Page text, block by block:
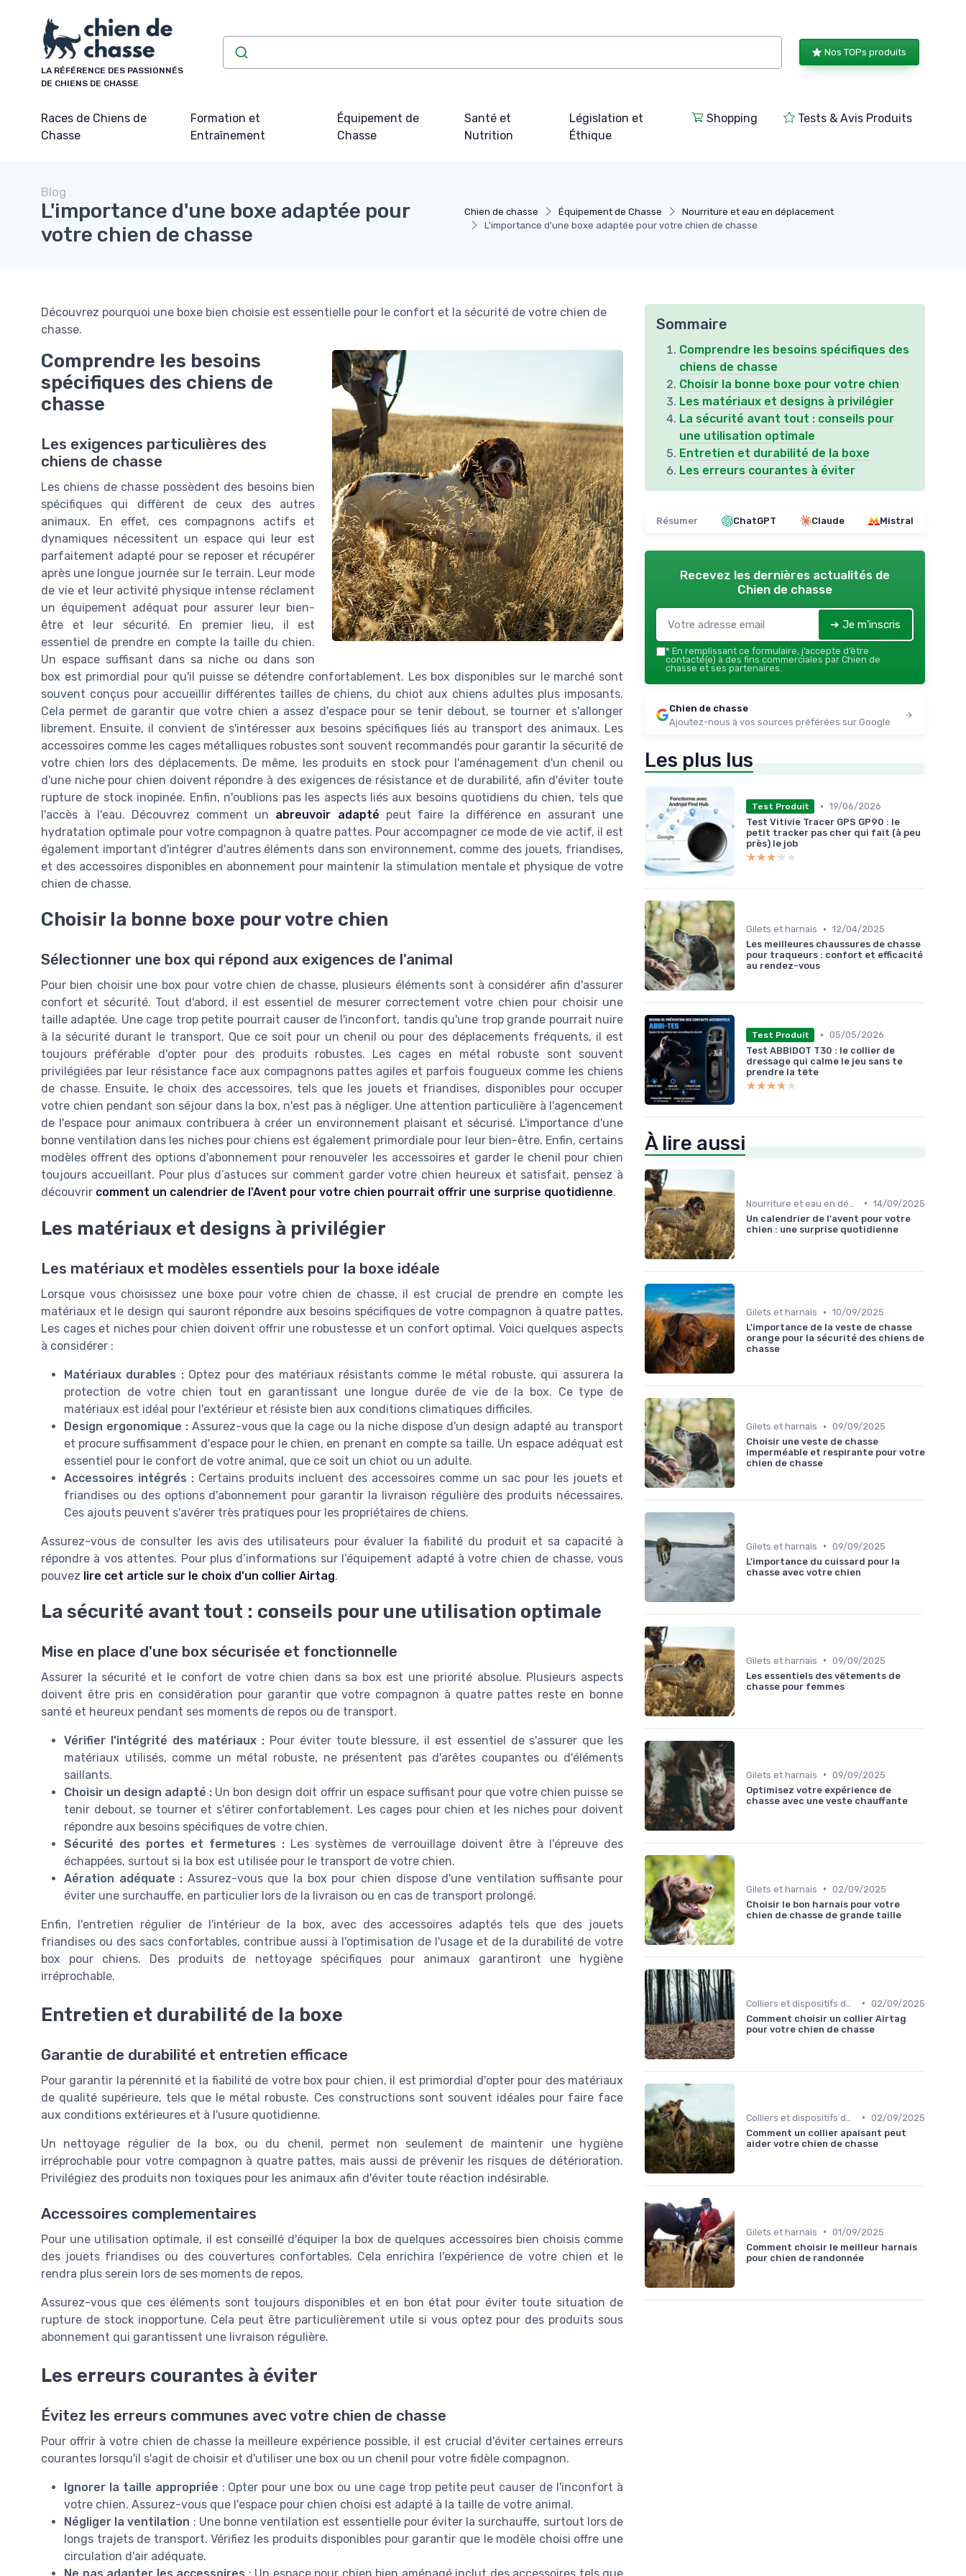
LA RÉFÉRENCE DES PASSIONNÉS
DE CHIENS DE CHASSE
Nos TOPs produits
Races de Chiens de
Chasse
Formation et
Entraînement
Équipement de
Chasse
Santé et
Nutrition
Législation et
Éthique
Shopping Tests & Avis Produits
Chien de chasse Équipement de Chasse
Nourriture et eau en déplacement
L'importance d'une boxe adaptée pour votre chien de chasse
Blog
L'importance d'une boxe adaptée pour
votre chien de chasse
Découvrez pourquoi une boxe bien choisie est essentielle pour le confort et la sécurité de votre chien de
chasse.
Comprendre les besoins
spécifiques des chiens de
chasse
Les exigences particulières des
chiens de chasse
Les chiens de chasse possèdent des besoins bien
spécifiques qui diffèrent de ceux des autres
animaux. En effet, ces compagnons actifs et
dynamiques nécessitent un espace qui leur est
parfaitement adapté pour se reposer et récupérer
après une longue journée sur le terrain. Leur mode
de vie et leur activité physique intense réclament
un équipement adéquat pour assurer leur bien-
être et leur sécurité. En premier lieu, il est
essentiel de prendre en compte la taille du chien.
Un espace suffisant dans sa niche ou dans son
box est primordial pour qu'il puisse se détendre confortablement. Les box disponibles sur le marché sont
souvent conçus pour accueillir différentes tailles de chiens, du chiot aux chiens adultes plus imposants.
Cela permet de garantir que votre chien a assez d'espace pour se tenir debout, se tourner et s'allonger
librement. Ensuite, il convient de s'intéresser aux besoins spécifiques liés au transport des animaux. Les
accessoires comme les cages métalliques robustes sont souvent recommandés pour garantir la sécurité de
votre chien lors des déplacements. De même, les produits en stock pour l'aménagement d'un chenil ou
d'une niche pour chien doivent répondre à des exigences de résistance et de durabilité, afin d'éviter toute
rupture de stock inopinée. Enfin, n'oublions pas les aspects liés aux besoins quotidiens du chien, tels que
l'accès à l'eau. Découvrez comment un abreuvoir adapté peut faire la différence en assurant une
hydratation optimale pour votre compagnon à quatre pattes. Pour accompagner ce mode de vie actif, il est
également important d'intégrer d'autres éléments dans son environnement, comme des jouets, friandises,
et des accessoires disponibles en abonnement pour maintenir la stimulation mentale et physique de votre
chien de chasse.
Choisir la bonne boxe pour votre chien
Sélectionner une box qui répond aux exigences de l'animal
Pour bien choisir une box pour votre chien de chasse, plusieurs éléments sont à considérer afin d'assurer
confort et sécurité. Tout d'abord, il est essentiel de mesurer correctement votre chien pour choisir une
taille adaptée. Une cage trop petite pourrait causer de l'inconfort, tandis qu'une trop grande pourrait nuire
à la sécurité durant le transport. Que ce soit pour un chenil ou pour des déplacements fréquents, il est
toujours préférable d'opter pour des produits robustes. Les cages en métal robuste sont souvent
privilégiées par leur résistance face aux compagnons pattes agiles et parfois fougueux comme les chiens
de chasse. Ensuite, le choix des accessoires, tels que les jouets et friandises, disponibles pour occuper
votre chien pendant son séjour dans la box, n'est pas à négliger. Une attention particulière à l'agencement
de l'espace pour animaux contribuera à créer un environnement plaisant et sécurisé. L'importance d'une
bonne ventilation dans les niches pour chiens est également primordiale pour leur bien-être. Enfin, certains
modèles offrent des options d'abonnement pour renouveler les accessoires et garder le chenil pour chien
toujours accueillant. Pour plus d’astuces sur comment garder votre chien heureux et satisfait, pensez à
découvrir comment un calendrier de l'Avent pour votre chien pourrait offrir une surprise quotidienne.
Les matériaux et designs à privilégier
Les matériaux et modèles essentiels pour la boxe idéale
Lorsque vous choisissez une boxe pour votre chien de chasse, il est crucial de prendre en compte les
matériaux et le design qui sauront répondre aux besoins spécifiques de votre compagnon à quatre pattes.
Les cages et niches pour chien doivent offrir une robustesse et un confort optimal. Voici quelques aspects
à considérer :
Matériaux durables :Optez pour des matériaux résistants comme le métal robuste, qui assurera la
protection de votre chien tout en garantissant une longue durée de vie de la box. Ce type de
matériaux est idéal pour l'extérieur et résiste bien aux conditions climatiques difficiles.
Design ergonomique :Assurez-vous que la cage ou la niche dispose d'un design adapté au transport
et procure suffisamment d'espace pour le chien, en prenant en compte sa taille. Un espace adéquat est
essentiel pour le confort de votre animal, que ce soit un chiot ou un adulte.
Accessoires intégrés : Certains produits incluent des accessoires comme un sac pour les jouets et
friandises ou des options d'abonnement pour garantir la livraison régulière des produits nécessaires.
Ces ajouts peuvent s'avérer très pratiques pour les propriétaires de chiens.
Assurez-vous de consulter les avis des utilisateurs pour évaluer la fiabilité du produit et sa capacité à
répondre à vos attentes. Pour plus d’informations sur l’équipement adapté à votre chien de chasse, vous
pouvez lire cet article sur le choix d'un collier Airtag.
La sécurité avant tout : conseils pour une utilisation optimale
Mise en place d'une box sécurisée et fonctionnelle
Assurer la sécurité et le confort de votre chien dans sa box est une priorité absolue. Plusieurs aspects
doivent être pris en considération pour garantir que votre compagnon à quatre pattes reste en bonne
santé et heureux pendant ses moments de repos ou de transport.
Vérifier l'intégrité des matériaux : Pour éviter toute blessure, il est essentiel de s'assurer que les
matériaux utilisés, comme un métal robuste, ne présentent pas d'arêtes coupantes ou d'éléments
saillants.
Choisir un design adapté : Un bon design doit offrir un espace suffisant pour que votre chien puisse se
tenir debout, se tourner et s'étirer confortablement. Les cages pour chien et les niches pour doivent
répondre aux besoins spécifiques de votre chien.
Sécurité des portes et fermetures : Les systèmes de verrouillage doivent être à l'épreuve des
échappées, surtout si la box est utilisée pour le transport de votre chien.
Aération adéquate : Assurez-vous que la box pour chien dispose d'une ventilation suffisante pour
éviter une surchauffe, en particulier lors de la livraison ou en cas de transport prolongé.
Enfin, l'entretien régulier de l'intérieur de la box, avec des accessoires adaptés tels que des jouets
friandises ou des sacs confortables, contribue aussi à l'optimisation de l'usage et de la durabilité de votre
box pour chiens. Des produits de nettoyage spécifiques pour animaux garantiront une hygiène
irréprochable.
Entretien et durabilité de la boxe
Garantie de durabilité et entretien efficace
Pour garantir la pérennité et la fiabilité de votre box pour chien, il est primordial d'opter pour des matériaux
de qualité supérieure, tels que le métal robuste. Ces constructions sont souvent idéales pour faire face
aux conditions extérieures et à l'usure quotidienne.
Un nettoyage régulier de la box, ou du chenil, permet non seulement de maintenir une hygiène
irréprochable pour votre compagnon à quatre pattes, mais aussi de prévenir les risques de détérioration.
Privilégiez des produits non toxiques pour les animaux afin d'éviter toute réaction indésirable.
Accessoires complementaires
Pour une utilisation optimale, il est conseillé d'équiper la box de quelques accessoires bien choisis comme
des jouets friandises ou des couvertures confortables. Cela enrichira l'expérience de votre chien et le
rendra plus serein lors de ses moments de repos.
Assurez-vous que ces éléments sont toujours disponibles et en bon état pour éviter toute situation de
rupture de stock inopportune. Cela peut être particulièrement utile si vous optez pour des produits sous
abonnement qui garantissent une livraison régulière.
Les erreurs courantes à éviter
Évitez les erreurs communes avec votre chien de chasse
Pour offrir à votre chien de chasse la meilleure expérience possible, il est crucial d'éviter certaines erreurs
courantes lorsqu'il s'agit de choisir et d'utiliser une box ou un chenil pour votre fidèle compagnon.
Ignorer la taille appropriée : Opter pour une box ou une cage trop petite peut causer de l'inconfort à
votre chien. Assurez-vous que l'espace pour chien choisi est adapté à la taille de votre animal.
Négliger la ventilation : Une bonne ventilation est essentielle pour éviter la surchauffe, surtout lors de
longs trajets de transport. Vérifiez les produits disponibles pour garantir que le modèle choisi offre une
circulation d'air adéquate.
Sommaire
Comprendre les besoins spécifiques des
chiens de chasse
Choisir la bonne boxe pour votre chien
Les matériaux et designs à privilégier
La sécurité avant tout : conseils pour
une utilisation optimale
Entretien et durabilité de la boxe
Les erreurs courantes à éviter
Résumer ChatGPT Claude Mistral
Recevez les dernières actualités de
Chien de chasse
➔ Je m'inscris
* En remplissant ce formulaire, j’accepte d’être
contacté(e) à des fins commerciales par Chien de
chasse et ses partenaires.
Chien de chasse
Ajoutez-nous à vos sources préférées sur Google
Les plus lus
Test Produit • 19/06/2026
Test Vitivie Tracer GPS GP90 : le
petit tracker pas cher qui fait (à peu
près) le job
★★★★★
★★★★★
Gilets et harnais • 12/04/2025
Les meilleures chaussures de chasse
pour traqueurs : confort et efficacité
au rendez-vous
Test Produit • 05/05/2026
Test ABBIDOT T30 : le collier de
dressage qui calme le jeu sans te
prendre la tête
★★★★★
★★★★★
À lire aussi
• 14/09/2025
Un calendrier de l'avent pour votre
chien : une surprise quotidienne
Gilets et harnais • 10/09/2025
L'importance de la veste de chasse
orange pour la sécurité des chiens de
chasse
Gilets et harnais • 09/09/2025
Choisir une veste de chasse
imperméable et respirante pour votre
chien de chasse
Gilets et harnais • 09/09/2025
L'importance du cuissard pour la
chasse avec votre chien
Gilets et harnais • 09/09/2025
Les essentiels des vêtements de
chasse pour femmes
Gilets et harnais • 09/09/2025
Optimisez votre expérience de
chasse avec une veste chauffante
Gilets et harnais • 02/09/2025
Choisir le bon harnais pour votre
chien de chasse de grande taille
• 02/09/2025
Comment choisir un collier Airtag
pour votre chien de chasse
• 02/09/2025
Comment un collier apaisant peut
aider votre chien de chasse
Gilets et harnais • 01/09/2025
Comment choisir le meilleur harnais
pour chien de randonnée